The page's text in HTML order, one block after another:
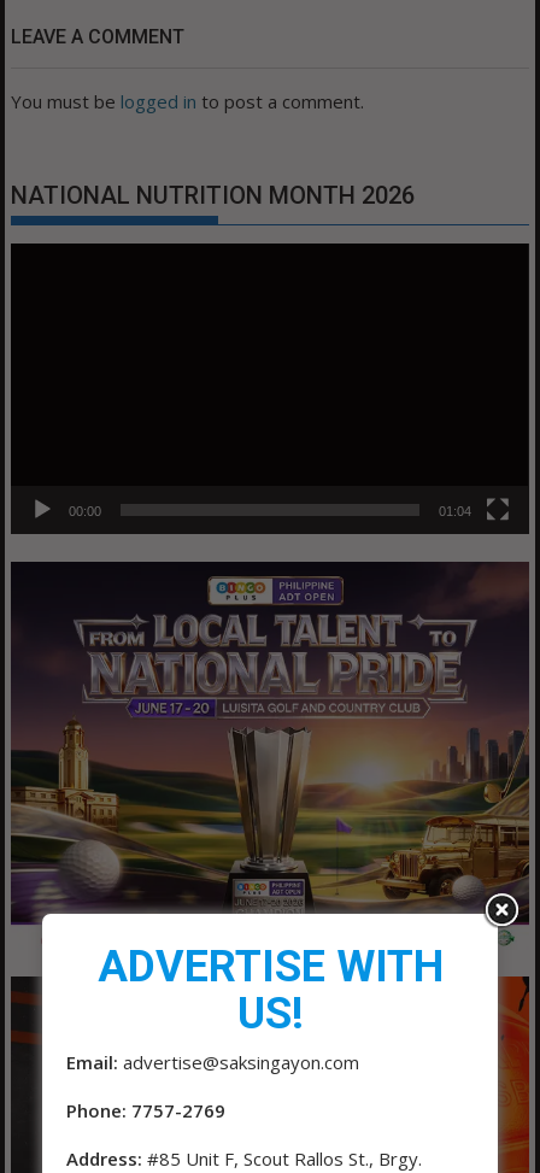
LEAVE A COMMENT
You must be logged in to post a comment.
NATIONAL NUTRITION MONTH 2026
00:00 01:04
ADVERTISE WITH
US!
Email: advertise@saksingayon.com
Phone: 7757-2769
Address: #85 Unit F, Scout Rallos St., Brgy.